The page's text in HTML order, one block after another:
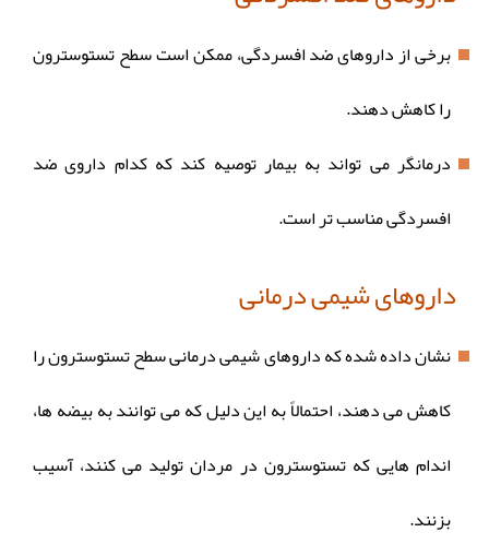
برخی از داروهای ضد افسردگی، ممکن است سطح تستوسترون
را کاهش دهند.
درمانگر می تواند به بیمار توصیه کند که کدام داروی ضد
افسردگی مناسب تر است.
داروهای شیمی درمانی
نشان داده شده که داروهای شیمی درمانی سطح تستوسترون را
کاهش می دهند، احتمالاً به این دلیل که می توانند به بیضه ها،
اندام هایی که تستوسترون در مردان تولید می کنند، آسیب
بزنند.